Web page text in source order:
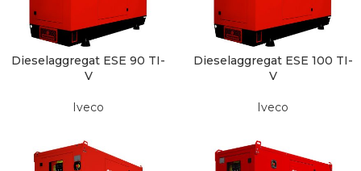
Dieselaggregat ESE 90 TI-
V
Iveco
Dieselaggregat ESE 100 TI-
V
Iveco